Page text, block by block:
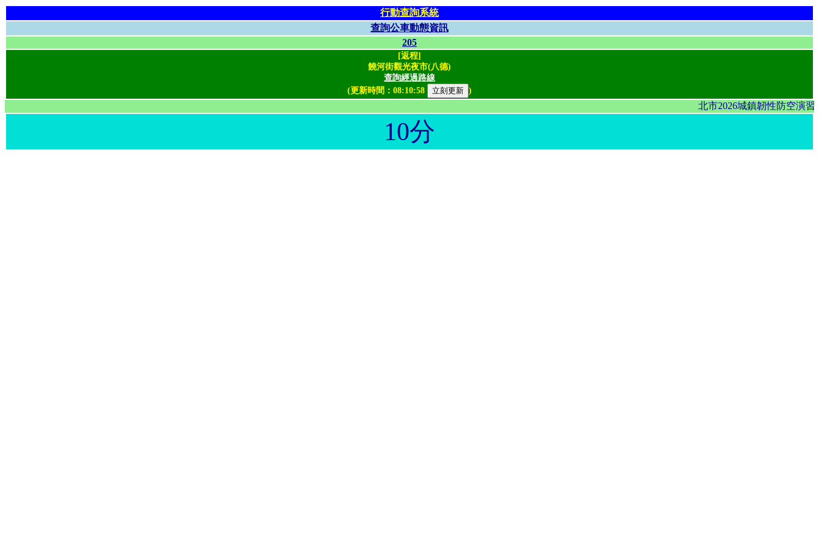
行動查詢系統
查詢公車動態資訊
205
[返程]
饒河街觀光夜市(八德)
查詢經過路線
(更新時間： 08:10:58 )
北市2026城鎮韌性防空
10分